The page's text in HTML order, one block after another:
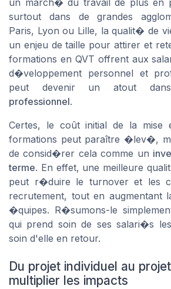
un march� du travail de plus en
surtout dans de grandes
Paris, Lyon ou Lille, la qualit� de
un enjeu de taille pour attirer et
formations en QVT offrent aux
d�veloppement personnel et
peut devenir un atout
professionnel.
Certes, le coût initial de la mise
formations peut paraître �lev�,
de consid�rer cela comme un
terme. En effet, une meilleure
peut r�duire le turnover et les
recrutement, tout en augmentant
�quipes. R�sumons-le
qui prend soin de ses salari�s
soin d'elle en retour.
Du projet individuel au
multiplier les impacts